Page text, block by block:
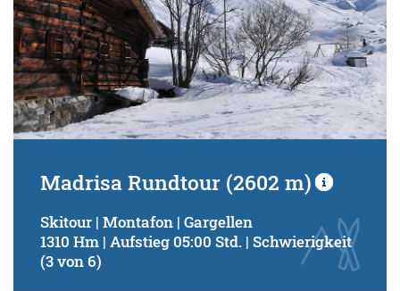
Madrisa Rundtour (2602 m)
Skitour | Montafon | Gargellen
1310 Hm | Aufstieg 05:00 Std. | Schwierigkeit
(3 von 6)